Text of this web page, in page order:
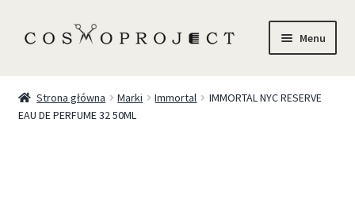
Menu
Marki
Strona główna Marki Immortal
IMMORTAL NYC RESERVE
EAU DE PERFUME 32 50ML